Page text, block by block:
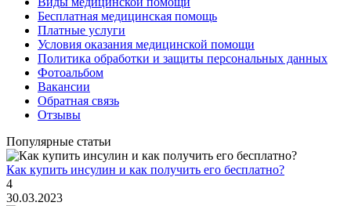
Бесплатная медицинская помощь
Платные услуги
Условия оказания медицинской помощи
Политика обработки и защиты персональных данных
Фотоальбом
Вакансии
Обратная связь
Отзывы
Популярные статьи
Как купить инсулин и как получить его бесплатно?
4
30.03.2023